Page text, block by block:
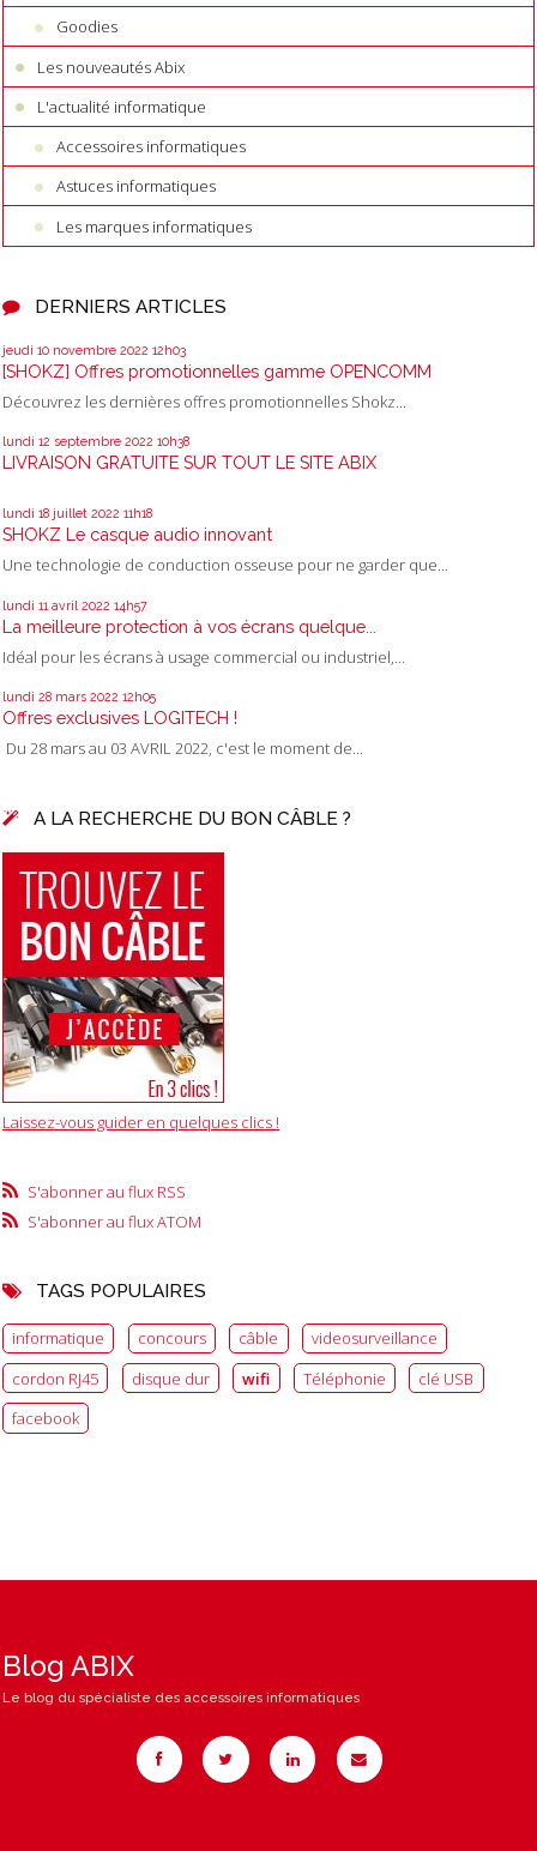
Goodies
Les nouveautés Abix
L'actualité informatique
Accessoires informatiques
Astuces informatiques
Les marques informatiques
DERNIERS ARTICLES
jeudi 10 novembre 2022 12h03
[SHOKZ] Offres promotionnelles gamme OPENCOMM
Découvrez les dernières offres promotionnelles Shokz...
lundi 12 septembre 2022 10h38
LIVRAISON GRATUITE SUR TOUT LE SITE ABIX
lundi 18 juillet 2022 11h18
SHOKZ Le casque audio innovant
Une technologie de conduction osseuse pour ne garder que...
lundi 11 avril 2022 14h57
La meilleure protection à vos écrans quelque...
Idéal pour les écrans à usage commercial ou industriel,...
lundi 28 mars 2022 12h05
Offres exclusives LOGITECH !
Du 28 mars au 03 AVRIL 2022, c'est le moment de...
A LA RECHERCHE DU BON CÂBLE ?
Laissez-vous guider en quelques clics !
S'abonner au flux RSS
S'abonner au flux ATOM
TAGS POPULAIRES
informatique concours câble
videosurveillance
cordon RJ45
disque dur wifi Téléphonie
clé USB
facebook
Blog ABIX
Le blog du spécialiste des accessoires informatiques